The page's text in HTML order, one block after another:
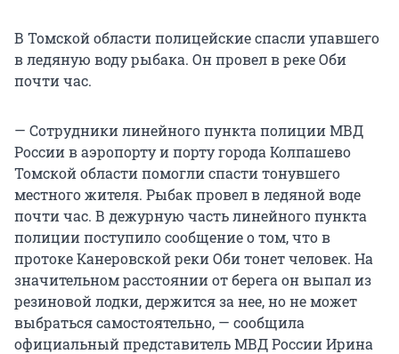
В Томской области полицейские спасли упавшего
в ледяную воду рыбака. Он провел в реке Оби
почти час.
— Сотрудники линейного пункта полиции МВД
России в аэропорту и порту города Колпашево
Томской области помогли спасти тонувшего
местного жителя. Рыбак провел в ледяной воде
почти час. В дежурную часть линейного пункта
полиции поступило сообщение о том, что в
протоке Канеровской реки Оби тонет человек. На
значительном расстоянии от берега он выпал из
резиновой лодки, держится за нее, но не может
выбраться самостоятельно, — сообщила
официальный представитель МВД России Ирина